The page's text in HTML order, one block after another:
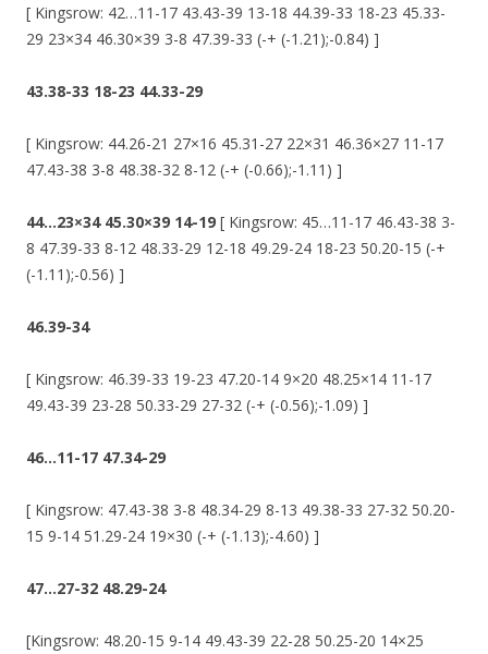
[ Kingsrow: 42…11-17 43.43-39 13-18 44.39-33 18-23 45.33-
29 23×34 46.30×39 3-8 47.39-33 (-+ (-1.21);-0.84) ]
43.38-33 18-23 44.33-29
[ Kingsrow: 44.26-21 27×16 45.31-27 22×31 46.36×27 11-17
47.43-38 3-8 48.38-32 8-12 (-+ (-0.66);-1.11) ]
44…23×34 45.30×39 14-19 [ Kingsrow: 45…11-17 46.43-38 3-
8 47.39-33 8-12 48.33-29 12-18 49.29-24 18-23 50.20-15 (-+
(-1.11);-0.56) ]
46.39-34
[ Kingsrow: 46.39-33 19-23 47.20-14 9×20 48.25×14 11-17
49.43-39 23-28 50.33-29 27-32 (-+ (-0.56);-1.09) ]
46…11-17 47.34-29
[ Kingsrow: 47.43-38 3-8 48.34-29 8-13 49.38-33 27-32 50.20-
15 9-14 51.29-24 19×30 (-+ (-1.13);-4.60) ]
47…27-32 48.29-24
[Kingsrow: 48.20-15 9-14 49.43-39 22-28 50.25-20 14×25